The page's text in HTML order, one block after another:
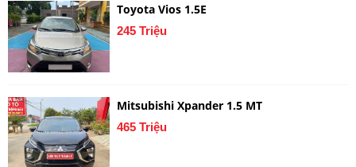
Toyota Vios 1.5E
245 Triệu
Mitsubishi Xpander 1.5 MT
465 Triệu